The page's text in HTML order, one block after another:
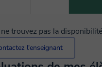
trouvez pas la
l'enseignant